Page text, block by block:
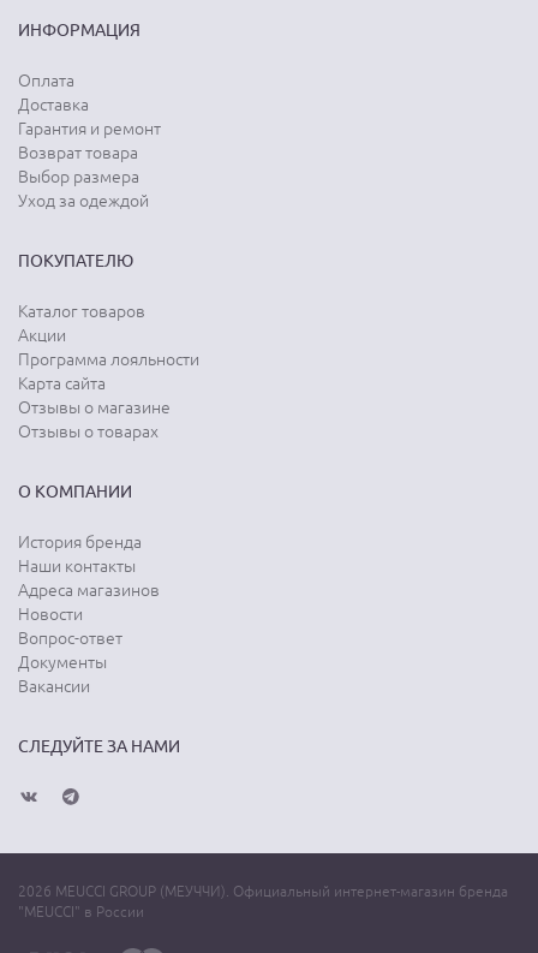
ИНФОРМАЦИЯ
Оплата
Доставка
Гарантия и ремонт
Возврат товара
Выбор размера
Уход за одеждой
ПОКУПАТЕЛЮ
Каталог товаров
Акции
Программа лояльности
Карта сайта
Отзывы о магазине
Отзывы о товарах
О КОМПАНИИ
История бренда
Наши контакты
Адреса магазинов
Новости
Вопрос-ответ
Документы
Вакансии
СЛЕДУЙТЕ ЗА НАМИ
2026 MEUCCI GROUP (МЕУЧЧИ). Официальный интернет-магазин бренда
"MEUCCI" в России